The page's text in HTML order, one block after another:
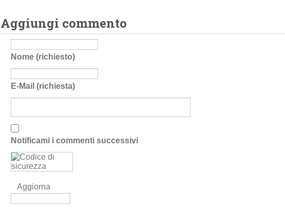
Aggiungi commento
Nome (richiesto)
E-Mail (richiesta)
Notificami i commenti successivi
Aggiorna